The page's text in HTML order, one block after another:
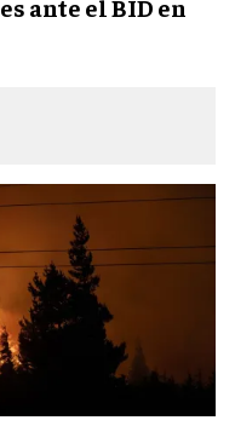
ante el BID en